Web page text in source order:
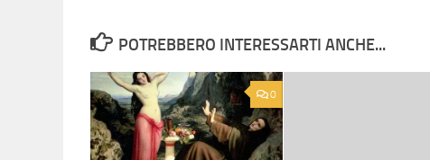
POTREBBERO INTERESSARTI ANCHE...
0